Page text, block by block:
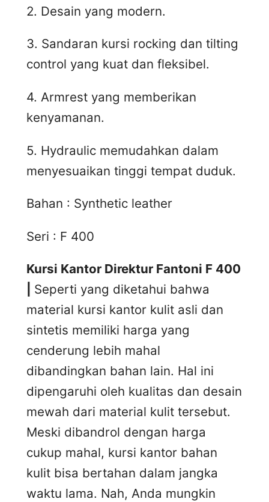
2. Desain yang modern.
3. Sandaran kursi rocking dan tilting
control yang kuat dan fleksibel.
4. Armrest yang memberikan
kenyamanan.
5. Hydraulic memudahkan dalam
menyesuaikan tinggi tempat duduk.
Bahan : Synthetic leather
Seri : F 400
Kursi Kantor Direktur Fantoni F 400
Seperti yang diketahui bahwa
material kursi kantor kulit asli dan
sintetis memiliki harga yang
cenderung lebih mahal
dibandingkan bahan lain. Hal ini
dipengaruhi oleh kualitas dan desain
mewah dari material kulit tersebut.
Meski dibandrol dengan harga
cukup mahal, kursi kantor bahan
kulit bisa bertahan dalam jangka
waktu lama. Nah, Anda mungkin